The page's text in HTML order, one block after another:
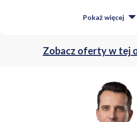
Z balkonu rozciąga się widok na zalesiony
siadają piękne ptaki i skaczą po nich
wszystko, co jest potrzebne do życia.
Dwa kilometry od bloku znajdują się Wały
można się zrelaksować, pospacerować z
Pokaż więcej
Zobacz oferty w tej